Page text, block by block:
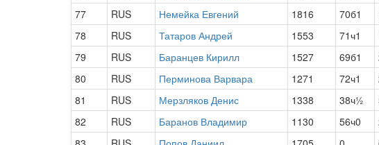
77
RUS Немейка Евгений 1816 70б1
78
RUS Татаров Андрей 1553 71ч1
79
RUS Баранцев Кирилл 1527 69б1
80
RUS Перминова Варвара 1271 72ч1
81
RUS Мерзляков Денис 1338 38ч½
82
RUS Баранов Владимир 1130 56ч0